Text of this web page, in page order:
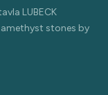
LUBECK
amethyst stones by